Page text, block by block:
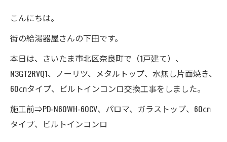
こんにちは。
街の給湯器屋さんの下田です。
本日は、さいたま市北区奈良町で（1戸建て）、
N3GT2RVQ1、ノーリツ、メタルトップ、水無し片面焼き、
60㎝タイプ、ビルトインコンロ交換工事をしました。
施工前⇒PD-N60WH-60CV、パロマ、ガラストップ、60㎝
タイプ、ビルトインコンロ